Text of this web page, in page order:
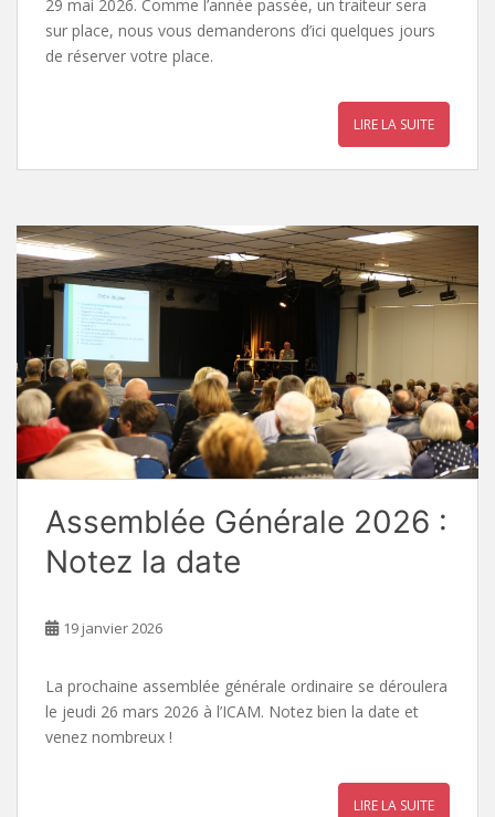
29 mai 2026. Comme l’année passée, un traiteur sera
sur place, nous vous demanderons d’ici quelques jours
de réserver votre place.
LIRE LA SUITE
Assemblée Générale 2026 :
Notez la date
19 janvier 2026
La prochaine assemblée générale ordinaire se déroulera
le jeudi 26 mars 2026 à l’ICAM. Notez bien la date et
venez nombreux !
LIRE LA SUITE